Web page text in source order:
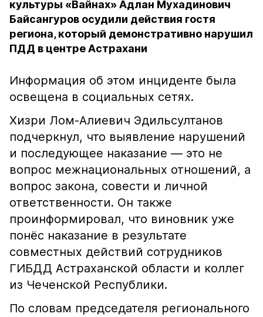
культуры «Вайнах» Адлан Мухадинович
Байсангуров осудили действия гостя
региона, который демонстративно нарушил
ПДД в центре Астрахани
Информация об этом инциденте была
освещена в социальных сетях.
Хизри Лом-Алиевич Эдильсултанов
подчеркнул, что выявление нарушений
и последующее наказание — это не
вопрос межнациональных отношений, а
вопрос закона, совести и личной
ответственности. Он также
проинформировал, что виновник уже
понёс наказание в результате
совместных действий сотрудников
ГИБДД Астраханской области и коллег
из Чеченской Республики.
По словам председателя регионального